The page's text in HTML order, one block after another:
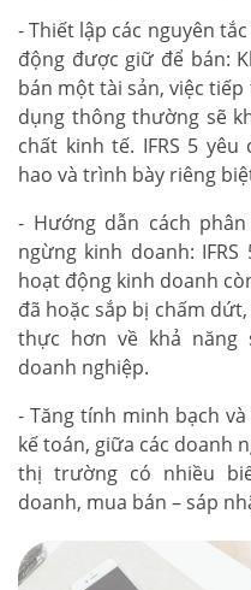
- Thiết lập các nguyên
động được giữ để bán:
bán một tài sản, việc
dụng thông thường sẽ
chất kinh tế. IFRS 5
hao và trình bày riêng
- Hướng dẫn cách
ngừng kinh doanh:
hoạt động kinh doanh
đã hoặc sắp bị chấm
thực hơn về khả năng
doanh nghiệp.
- Tăng tính minh bạch
kế toán, giữa các doanh
thị trường có nhiều
doanh, mua bán – sáp